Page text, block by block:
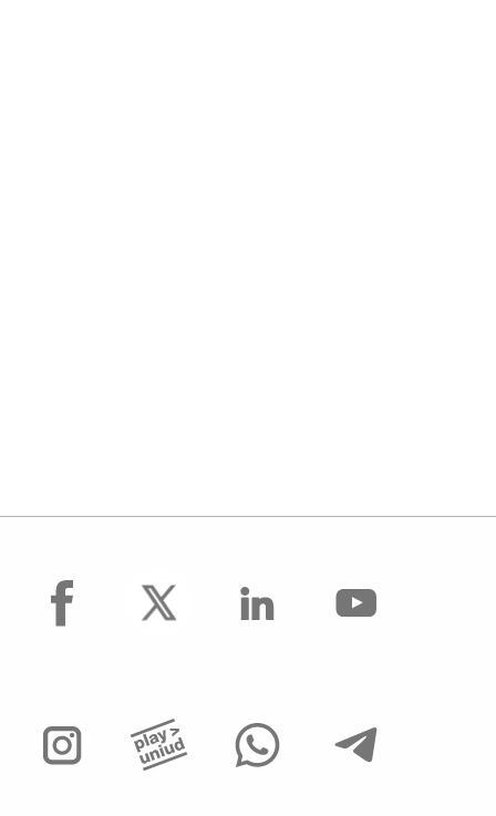
facebook